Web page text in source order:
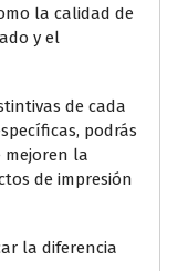
la calidad de
y el
de cada
podrás
mejoren la
de impresión
la diferencia